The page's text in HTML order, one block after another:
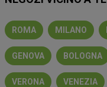
ROMA MILANO
GENOVA BOLOGNA
VERONA VENEZIA